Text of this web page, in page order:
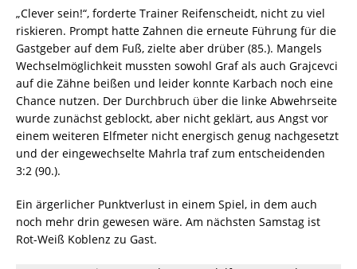
„Clever sein!“, forderte Trainer Reifenscheidt, nicht zu viel
riskieren. Prompt hatte Zahnen die erneute Führung für die
Gastgeber auf dem Fuß, zielte aber drüber (85.). Mangels
Wechselmöglichkeit mussten sowohl Graf als auch Grajcevci
auf die Zähne beißen und leider konnte Karbach noch eine
Chance nutzen. Der Durchbruch über die linke Abwehrseite
wurde zunächst geblockt, aber nicht geklärt, aus Angst vor
einem weiteren Elfmeter nicht energisch genug nachgesetzt
und der eingewechselte Mahrla traf zum entscheidenden
3:2 (90.).
Ein ärgerlicher Punktverlust in einem Spiel, in dem auch
noch mehr drin gewesen wäre. Am nächsten Samstag ist
Rot-Weiß Koblenz zu Gast.